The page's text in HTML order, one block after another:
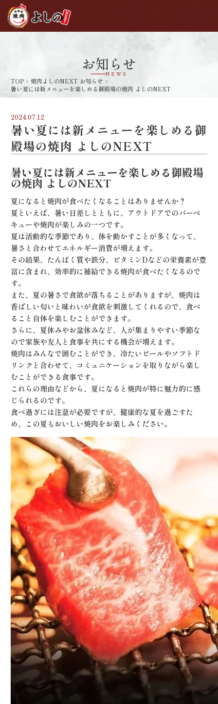
お知らせ
NEWS
TOP navigate_next 焼肉よしのNEXT お知らせ navigate_next
暑い夏には新メニューを楽しめる御殿場の焼肉 よしのNEXT
2024.07.12
暑い夏には新メニューを楽しめる御
殿場の焼肉 よしのNEXT
暑い夏には新メニューを楽しめる御殿場
の焼肉 よしのNEXT
夏になると焼肉が食べたくなることはありませんか？
夏といえば、暑い日差しとともに、アウトドアでのバーベ
キューや焼肉が楽しみの一つです。
夏は活動的な季節であり、体を動かすことが多くなって、
暑さと合わせてエネルギー消費が増えます。
その結果、たんぱく質や鉄分、ビタミンDなどの栄養素が豊
富に含まれ、効率的に補給できる焼肉が食べたくなるので
す。
また、夏の暑さで食欲が落ちることがありますが、焼肉は
香ばしい匂いと味わいが食欲を刺激してくれるので、食べ
ること自体を楽しむことができます。
さらに、夏休みやお盆休みなど、人が集まりやすい季節な
ので家族や友人と食事を共にする機会が増えます。
焼肉はみんなで囲むことができ、冷たいビールやソフトド
リンクと合わせて、コミュニケーションを取りながら楽し
むことができる食事です。
これらの理由などから、夏になると焼肉が特に魅力的に感
じられるのです。
食べ過ぎには注意が必要ですが、健康的な夏を過ごすた
め、この夏もおいしい焼肉をお楽しみください。